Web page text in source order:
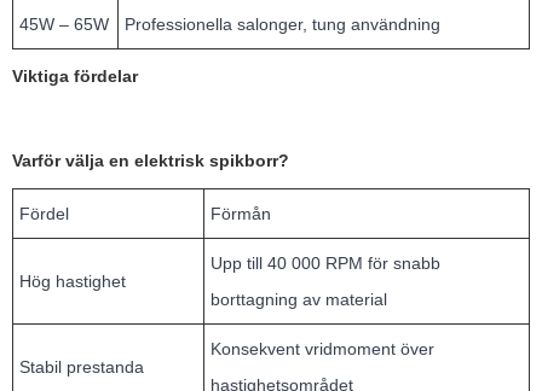
45W – 65W Professionella salonger, tung användning
Viktiga fördelar
Varför välja en elektrisk spikborr?
Fördel Förmån
Hög hastighet
Upp till 40 000 RPM för snabb
borttagning av material
Stabil prestanda
Konsekvent vridmoment över
hastighetsområdet